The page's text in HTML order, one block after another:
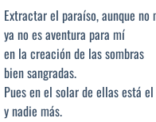
Extractar el paraíso, aunque no
ya no es aventura para mí
en la creación de las sombras
bien sangradas.
Pues en el solar de ellas está
y nadie más.